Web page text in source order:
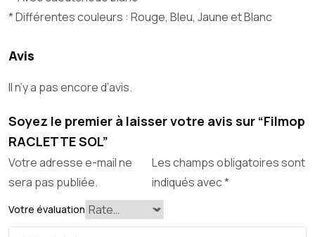
* Différentes couleurs : Rouge, Bleu, Jaune et Blanc
Avis
Il n’y a pas encore d’avis.
Soyez le premier à laisser votre avis sur “Filmop
RACLETTE SOL”
Votre adresse e-mail ne
sera pas publiée.
Les champs obligatoires sont
indiqués avec*
Votre évaluation